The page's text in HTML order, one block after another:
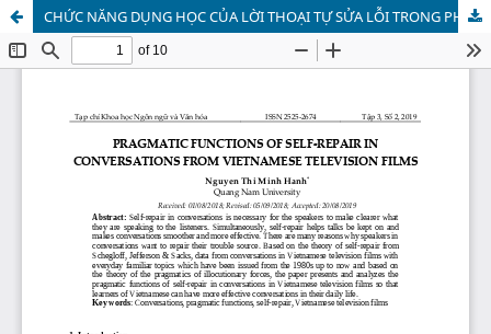
CHỨC NĂNG DỤNG HỌC CỦA LỜI THOẠI TỰ SỬA LỖI TRONG PHIM TRUYỀN HÌNH VIỆT NAM